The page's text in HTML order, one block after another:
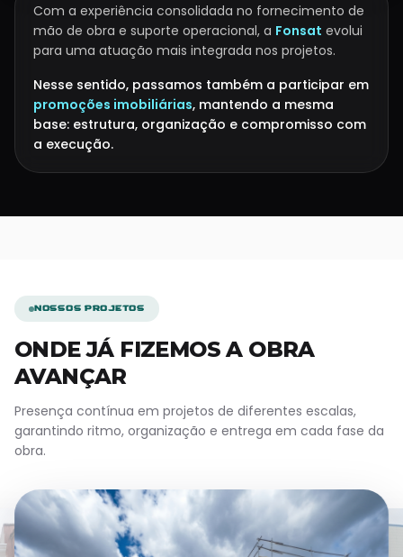
Com a experiência consolidada no fornecimento de
mão de obra e suporte operacional, a Fonsat evolui
para uma atuação mais integrada nos projetos.
Nesse sentido, passamos também a participar em
promoções imobiliárias, mantendo a mesma
base: estrutura, organização e compromisso com
a execução.
NOSSOS PROJETOS
ONDE JÁ FIZEMOS A OBRA
AVANÇAR
Presença contínua em projetos de diferentes escalas,
garantindo ritmo, organização e entrega em cada fase da
obra.